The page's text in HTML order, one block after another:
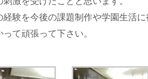
経験を今後の課題制作や学園生活
って頑張って下さい。